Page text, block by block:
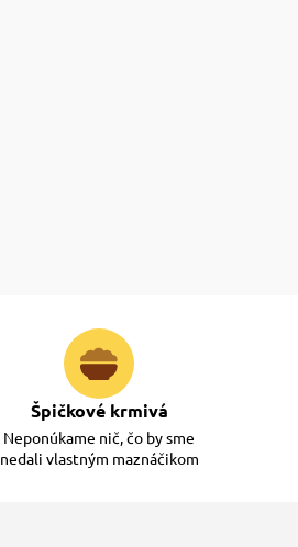
Špičkové krmivá
Neponúkame nič, čo by sme
nedali vlastným maznáčikom